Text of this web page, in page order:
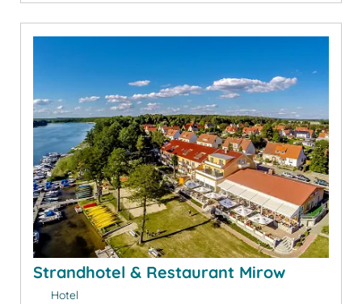
Strandhotel & Restaurant Mirow
Hotel